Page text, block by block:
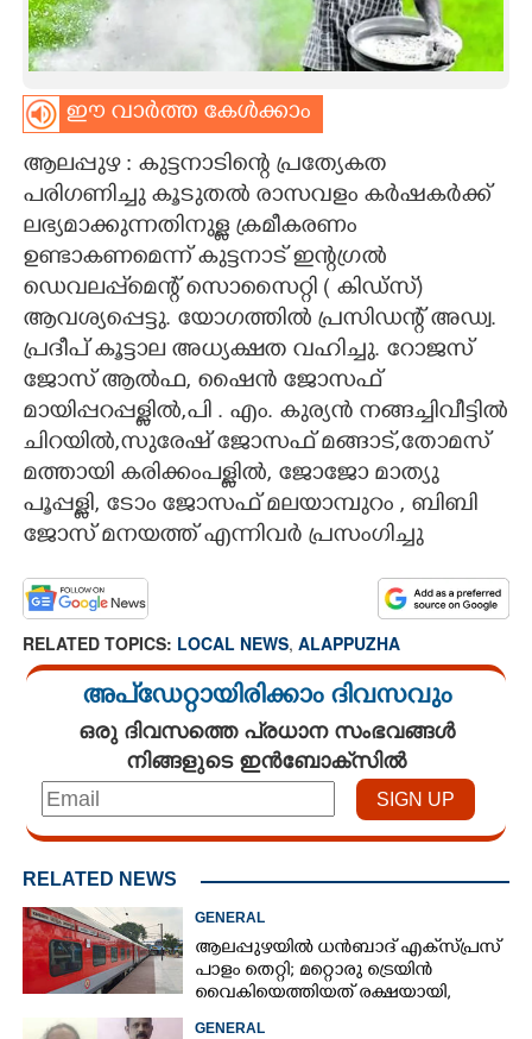
ART
ASTRO
CARTOONS
LITERATURE
ZOOM
CONTACT US
ഈ വാർത്ത കേൾക്കാം
​​​​​​​​​​​​​​​​​​​​​​​​​​​​​​​​​​​​​​​​​​​​​​​​​​ആലപ്പുഴ : കുട്ടനാടിന്റെ പ്രത്യേകത
പരിഗണിച്ചു കൂടുതൽ രാസവളം കർഷകർക്ക്
ലഭ്യമാക്കുന്നതിനുള്ള ക്രമീകരണം
ഉണ്ടാകണമെന്ന് കുട്ടനാട് ഇന്റഗ്രൽ
ഡെവലപ്പ്‌മെന്റ് സൊസൈറ്റി ( കിഡ്സ്)
ആവശ്യപ്പെട്ടു. യോഗത്തിൽ പ്രസിഡന്റ് അഡ്വ.
പ്രദീപ് കൂട്ടാല അധ്യക്ഷത വഹിച്ചു. റോജസ്
ജോസ് ആൽഫ, ഷൈൻ ജോസഫ്
മായിപ്പറപ്പള്ളിൽ,പി . എം. കുര്യൻ നങ്ങച്ചിവീട്ടിൽ
ചിറയിൽ,സുരേഷ് ജോസഫ് മങ്ങാട്,തോമസ്
മത്തായി കരിക്കംപള്ളിൽ, ജോജോ മാത്യു
പൂപ്പള്ളി, ടോം ജോസഫ് മലയാമ്പുറം , ബിബി
ജോസ് മനയത്ത് എന്നിവർ പ്രസം​ഗിച്ചു
RELATED TOPICS: LOCAL NEWS, ALAPPUZHA
അപ്ഡേറ്റായിരിക്കാം ദിവസവും
ഒരു ദിവസത്തെ പ്രധാന സംഭവങ്ങൾ
നിങ്ങളുടെ ഇൻബോക്സിൽ
RELATED NEWS
GENERAL
ആലപ്പുഴയിൽ ധൻബാദ് എക്‌സ്പ്രസ്
പാളം തെറ്റി; മറ്റൊരു ട്രെയിൻ
വൈകിയെത്തിയത് രക്ഷയായി,
ഒഴിവായത് വൻ ദുരന്തം
GENERAL